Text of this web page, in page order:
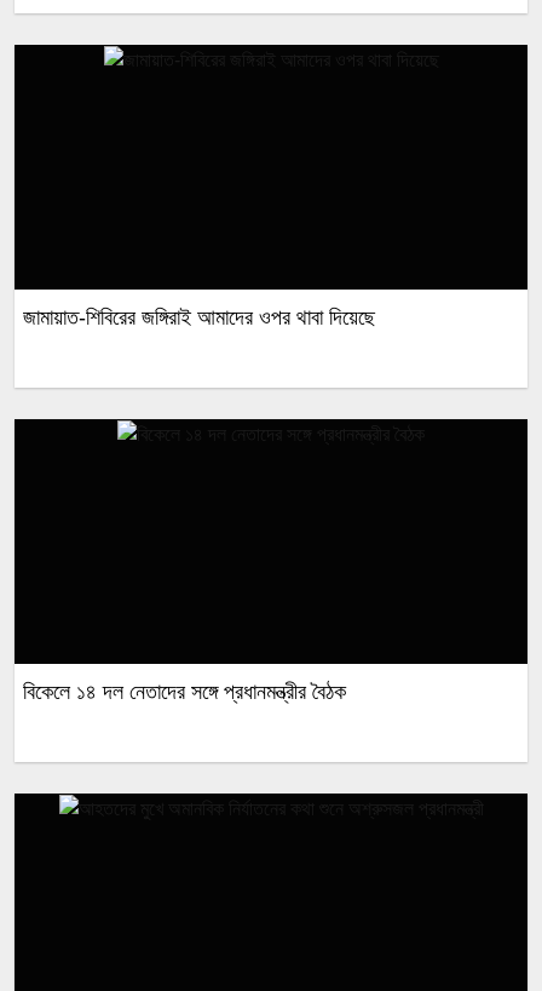
জামায়াত-শিবিরের জঙ্গিরাই আমাদের ওপর থাবা দিয়েছে
বিকেলে ১৪ দল নেতাদের সঙ্গে প্রধানমন্ত্রীর বৈঠক